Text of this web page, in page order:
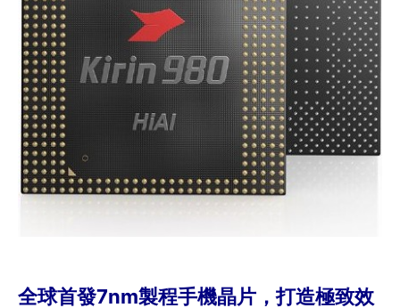
全球首發7nm製程手機晶片，打造極致效